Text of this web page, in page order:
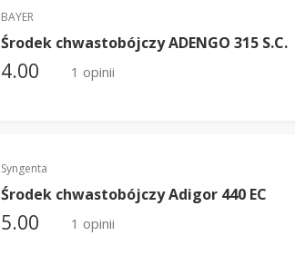
BAYER
Środek chwastobójczy ADENGO 315 S.C.
4.00 1 opinii
Syngenta
Środek chwastobójczy Adigor 440 EC
5.00 1 opinii